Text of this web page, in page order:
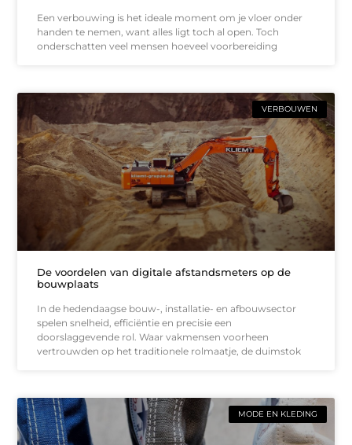
Een verbouwing is het ideale moment om je vloer onder
handen te nemen, want alles ligt toch al open. Toch
onderschatten veel mensen hoeveel voorbereiding
VERBOUWEN
De voordelen van digitale afstandsmeters op de
bouwplaats
In de hedendaagse bouw-, installatie- en afbouwsector
spelen snelheid, efficiëntie en precisie een
doorslaggevende rol. Waar vakmensen voorheen
vertrouwden op het traditionele rolmaatje, de duimstok
MODE EN KLEDING